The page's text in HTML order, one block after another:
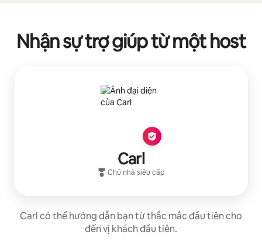
Nhận sự trợ giúp từ một host
Carl
Chủ nhà siêu cấp
Carl có thể hướng dẫn bạn từ thắc mắc đầu tiên cho
đến vị khách đầu tiên.